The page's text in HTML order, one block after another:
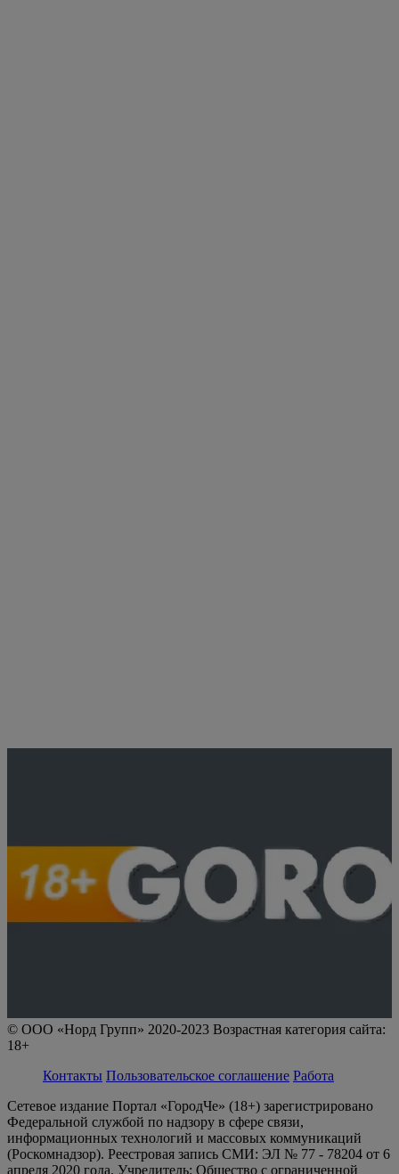
© ООО «Норд Групп» 2020-2023 Возрастная категория сайта:
18+
Контакты Пользовательское соглашение Работа
Сетевое издание Портал «ГородЧе» (18+) зарегистрировано
Федеральной службой по надзору в сфере связи,
информационных технологий и массовых коммуникаций
(Роскомнадзор). Реестровая запись СМИ: ЭЛ № 77 - 78204 от 6
апреля 2020 года. Учредитель: Общество с ограниченной